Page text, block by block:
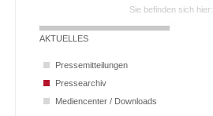
Sie befinden sich hier:
AKTUELLES
Pressemitteilungen
Pressearchiv
Mediencenter / Downloads